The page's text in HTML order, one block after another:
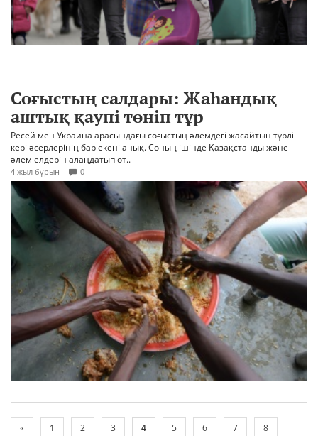
Соғыстың салдары: Жаһандық
аштық қаупі төніп тұр
Ресей мен Украина арасындағы соғыстың әлемдегі жасайтын түрлі
кері әсерлерінің бар екені анық. Соның ішінде Қазақстанды және
әлем елдерін алаңдатып от..
4 жыл бұрын 0
« 1 2 3 4 5 6 7
8